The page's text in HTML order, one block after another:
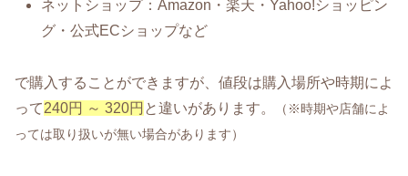
ネットショップ：Amazon・楽天・Yahoo!ショッピン
グ・公式ECショップなど
で購入することができますが、値段は購入場所や時期によ
って240円 ～ 320円 と違いがあります。
（※時期や店舗によ
っては取り扱いが無い場合があります）